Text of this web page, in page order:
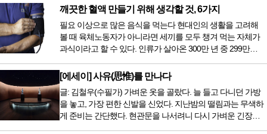
오면서 암을 치료하는 방법이 하나 더 추가되었습니다. 중입
자 치료를 받기 위해서는 일본이나 독일 등 중입자 치료기가
있는 나라에 가서 힘들게 치료받았지만 얼마 전 국내 도입 후
전립선암 환자를 시작으로 중입자 치료기가 가동되었습니다.
치료 범위가 한정되어 모든 암 환자가 중입자 치료를 받을 수
는 없지만 치료...
깨끗한 혈액 만들기 위해 생각할 것, 6가지
필요 이상으로 많은 음식을 먹는다 현대인의 생활을 고려해
볼 때 육체노동자가 아니라면 세끼를 모두 챙겨 먹는 자체가
과식이라고 할 수 있다. 인류가 살아온 300만 년 중 299만
저녁을 습관적으로 음식을 섭취한다. 게다가 밤늦은 시간까지
음식을 먹거나, 아침에 식욕이 없는데도 ‘아침을 먹어야 하루
가 활기차다’라는 이야기에 사로잡혀 억지로 먹는 경우가 많
다. 식욕이 없다는 느낌은 본능이 보내는 신호다. 즉 먹어도 소
화할 힘이 없다거나 더 이상 먹으면 혈액 안에 잉여물...
[에세이] 사유(思惟)를 만나다
글: 김철우(수필가) 가벼운 옷을 골랐다. 늘 들고 다니던 가방
을 놓고, 가장 편한 신발을 신었다. 지난밤의 떨림과는 무색하
게 준비는 간단했다. 현관문을 나서려니 다시 가벼운 긴장감